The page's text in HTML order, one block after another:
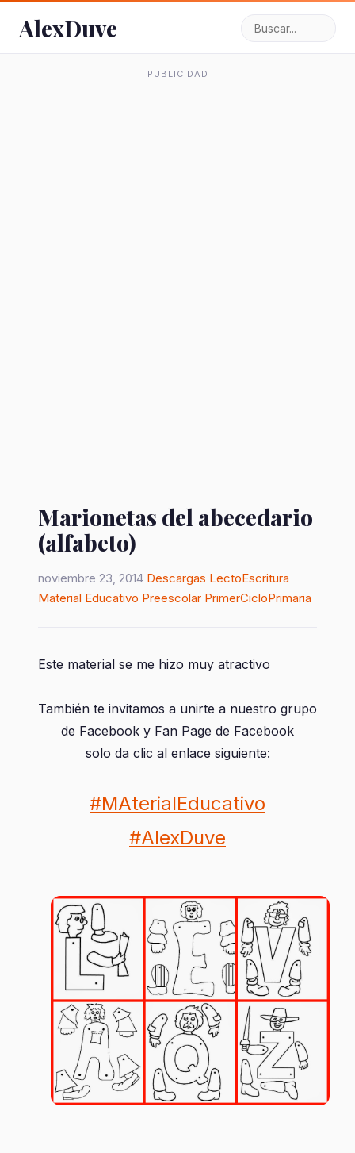
AlexDuve
PUBLICIDAD
Marionetas del abecedario
(alfabeto)
noviembre 23, 2014 Descargas LectoEscritura
Material Educativo Preescolar PrimerCicloPrimaria
Este material se me hizo muy atractivo
También te invitamos a unirte a nuestro grupo
de Facebook y Fan Page de Facebook
solo da clic al enlace siguiente:
#MAterialEducativo
#AlexDuve